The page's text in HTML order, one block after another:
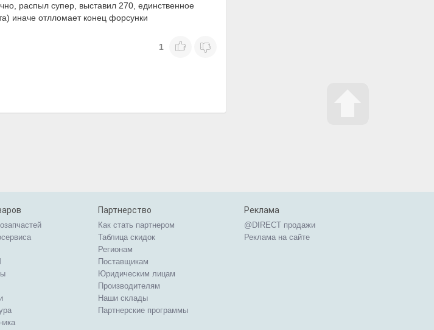
распыл супер, выставил 270, единственное
иначе отлломает конец форсунки
1
Партнерство
Как стать партнером
Таблица скидок
Регионам
Поставщикам
Юридическим лицам
Производителям
Наши склады
Партнерские программы
Реклама
@DIRECT продажи
Реклама на сайте